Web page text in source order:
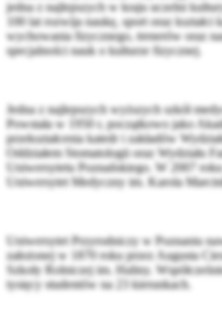
jedna z najlepszych w kraju uczelni
100 lat rozwija naukę, sport oraz kształci
wychowania fizycznego, trenerów oraz
specjalności nauk o kulturze fizycznej.
Jedna z najlepszych wyższych szkół
Powstała w 1950 r, początkowo jako
przekształcenia katedr i zakładów
Oddziałem Stomatologii oraz Wydziału
Uniwersytetu Poznańskiego. W 2007
Uniwersytet Medyczny im. Karola
Uniwersytet Przyrodniczy w Poznaniu
założonej w 1870 roku przez Augusta
Szkoły Rolniczej im. Haliny.
tysięcy studentów na 23 kierunkach.